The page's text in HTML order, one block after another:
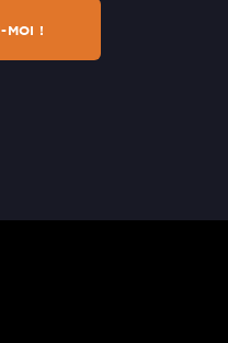
MOI !